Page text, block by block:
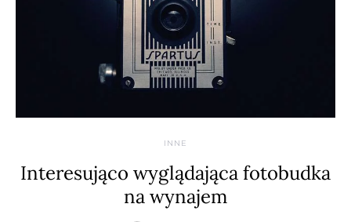
INNE
Interesująco wyglądająca fotobudka
na wynajem